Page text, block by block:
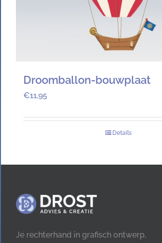
Droomballon-bouwplaat
€11,95
Details
Je rechterhand in grafisch ontwerp,